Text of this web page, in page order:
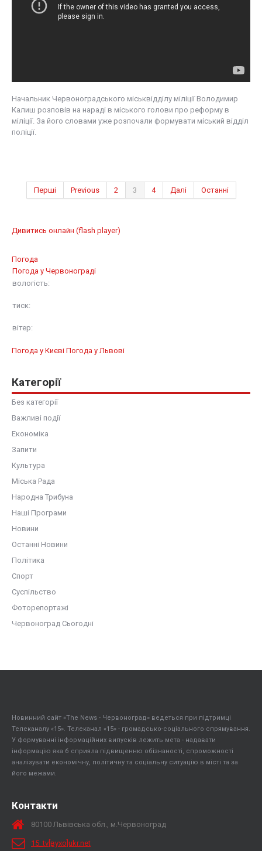
Начальник Червоноградського міськвідділу міліції Володимир
Калиш розповів на нараді в міського голови про реформу в
міліції. За його словами уже розпочали формувати міський відділ
поліції.
Перші Previous 2 3 4 Далі Останні
Дивитись онлайн (flash player)
Погода
Погода у Червонограді
вологість:
тиск:
вітер:
Погода у Києві Погода у Львові
Категорії
Без категорії
Важливі події
Економіка
Запити
Культура
Міська Рада
Народна Трибуна
Наші Програми
Новини
Останні Новини
Політика
Спорт
Суспільство
Фоторепортажі
Червоноград Сьогодні
Новинний сайт «The News - Червоноград» ведеться при підтримці
Телеканалу «15». Телеканал «15» - громадсько-соціального спрямування.
У формуванні інформаційних випусків лежить мета - надавати
інформацію яка б сприяла підвищенню обізнаності, спроможності
аналізувати економічну, політичну та соціальну ситуацію в місті та за
його межами.
Контакти
80100 Львівська обл., м.Червоноград
15_tv[вухо]ukr.net